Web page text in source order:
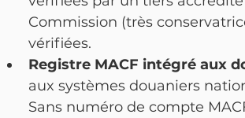
Commission (très
vérifiées.
Registre MACF intégré aux
aux systèmes douaniers
Sans numéro de compte